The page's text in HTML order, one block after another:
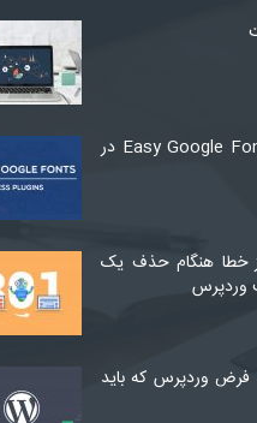
استفاده از Easy Google Fonts در
خطا هنگام حذف یک
وردپرس
وردپرس که باید